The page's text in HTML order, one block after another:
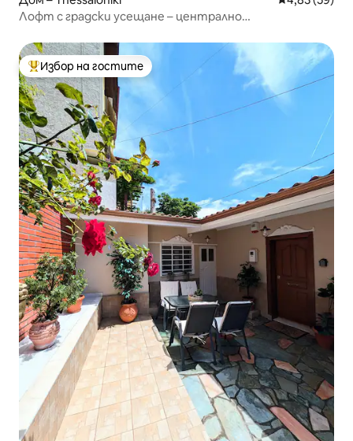
Лофт с градски усещане – централно
Най-популярен избор на гостите
Избор на гостите